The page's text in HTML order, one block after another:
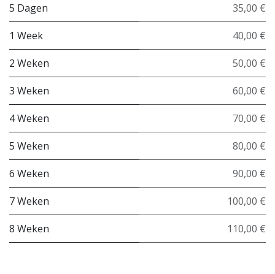
5 Dagen 35,00 €
1 Week 40,00 €
2 Weken 50,00 €
3 Weken 60,00 €
4 Weken 70,00 €
5 Weken 80,00 €
6 Weken 90,00 €
7 Weken 100,00 €
8 Weken 110,00 €